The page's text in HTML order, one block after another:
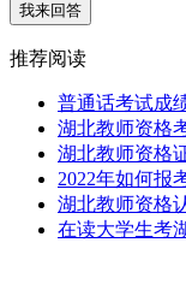
我来回答
推荐阅读
普通话考试成
湖北教师资格
湖北教师资格
2022年如何报
湖北教师资格
在读大学生考